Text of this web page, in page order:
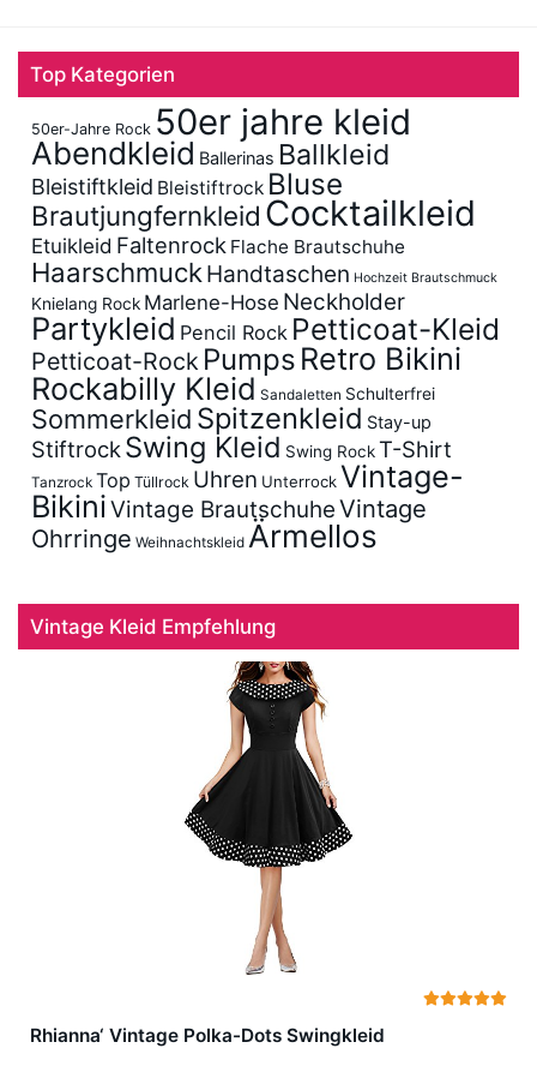
Top Kategorien
50er-Jahre Rock 50er jahre kleid
Abendkleid Ballerinas Ballkleid
Bleistiftkleid Bleistiftrock Bluse
Brautjungfernkleid Cocktailkleid
Etuikleid Faltenrock Flache Brautschuhe
Haarschmuck Handtaschen Hochzeit Brautschmuck
Knielang Rock Marlene-Hose Neckholder
Partykleid Pencil Rock Petticoat-Kleid
Petticoat-Rock Pumps Retro Bikini
Rockabilly Kleid Sandaletten Schulterfrei
Sommerkleid Spitzenkleid Stay-up
Stiftrock Swing Kleid Swing RockT-Shirt
Tanzrock Top Tüllrock Uhren UnterrockVintage-
BikiniVintage BrautschuheVintage
Ohrringe Weihnachtskleid Ärmellos
Vintage Kleid Empfehlung
Rhianna‘ Vintage Polka-Dots Swingkleid